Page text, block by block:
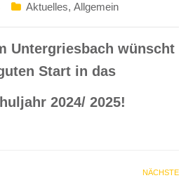
Aktuelles, Allgemein
Untergriesbach wünscht
Start in das
2024/ 2025!
NÄCHSTE